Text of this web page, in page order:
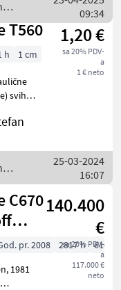
09:34
T560 1,20 €
sa 20% PDV-
a
1 € neto
h 1 cm
svih
Bord
:
25-03-2024
16:07
C670140.400
€
sa 20% PDV-
a
117.000 €
neto
pr. 2008 2817 h
610